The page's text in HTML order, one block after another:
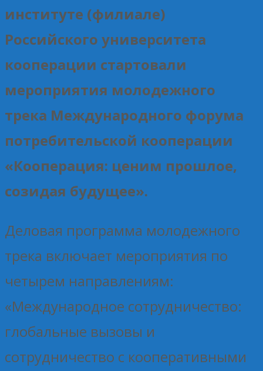
институте (филиале)
Российского университета
кооперации стартовали
мероприятия молодежного
трека Международного форума
потребительской кооперации
«Кооперация: ценим прошлое,
созидая будущее».
Деловая программа молодежного
трека включает мероприятия по
четырем направлениям:
«Международное сотрудничество:
глобальные вызовы и
сотрудничество с кооперативными